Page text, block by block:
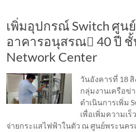
เพิ่มอุปกรณ์ Switch ศูน
อาคารอนุสรณ 40 ปี ชั้
Network Center
วันอังคารที่ 18
กลุ่มงานเครือข่
ดำเนินการเพิ่ม
เพื่อเพิ่มความเ
จ่ายกระแสไฟฟ้าในตัว ณ ศูนย์พระนค